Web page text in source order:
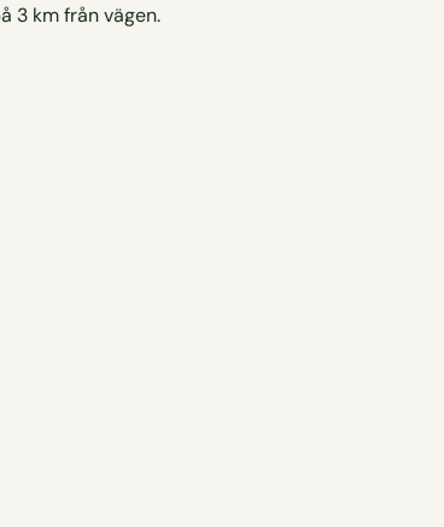
3 km från vägen.